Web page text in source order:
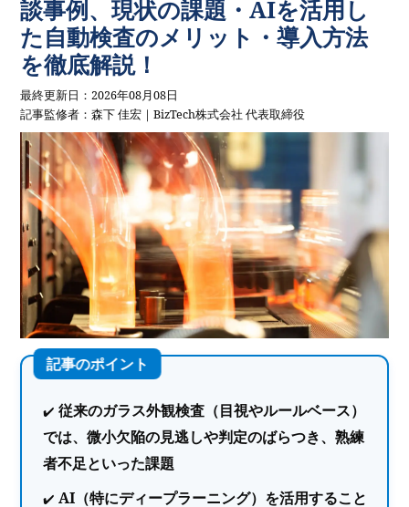
談事例、現状の課題・AIを活用し
た自動検査のメリット・導入方法
を徹底解説！
最終更新日：2026年08月08日
記事監修者：森下 佳宏｜BizTech株式会社 代表取締役
従来のガラス外観検査（目視やルールベース）
では、微小欠陥の見逃しや判定のばらつき、熟練
者不足といった課題
AI（特にディープラーニング）を活用すること